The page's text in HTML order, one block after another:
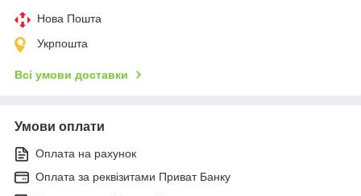
Нова Пошта
Укрпошта
Всі умови доставки
Умови оплати
Оплата на рахунок
Оплата за реквізитами Приват Банку